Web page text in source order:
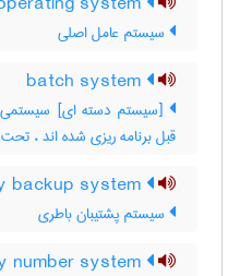
سیستم عامل اصلی
[سیستم دسته ای] سیستمی
قبل برنامه ریزی شده اند ،
سیستم پشتیبان باطری